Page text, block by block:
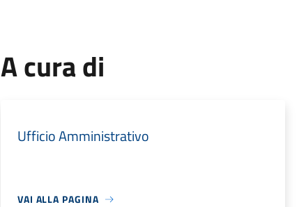
A cura di
Ufficio Amministrativo
VAI ALLA PAGINA